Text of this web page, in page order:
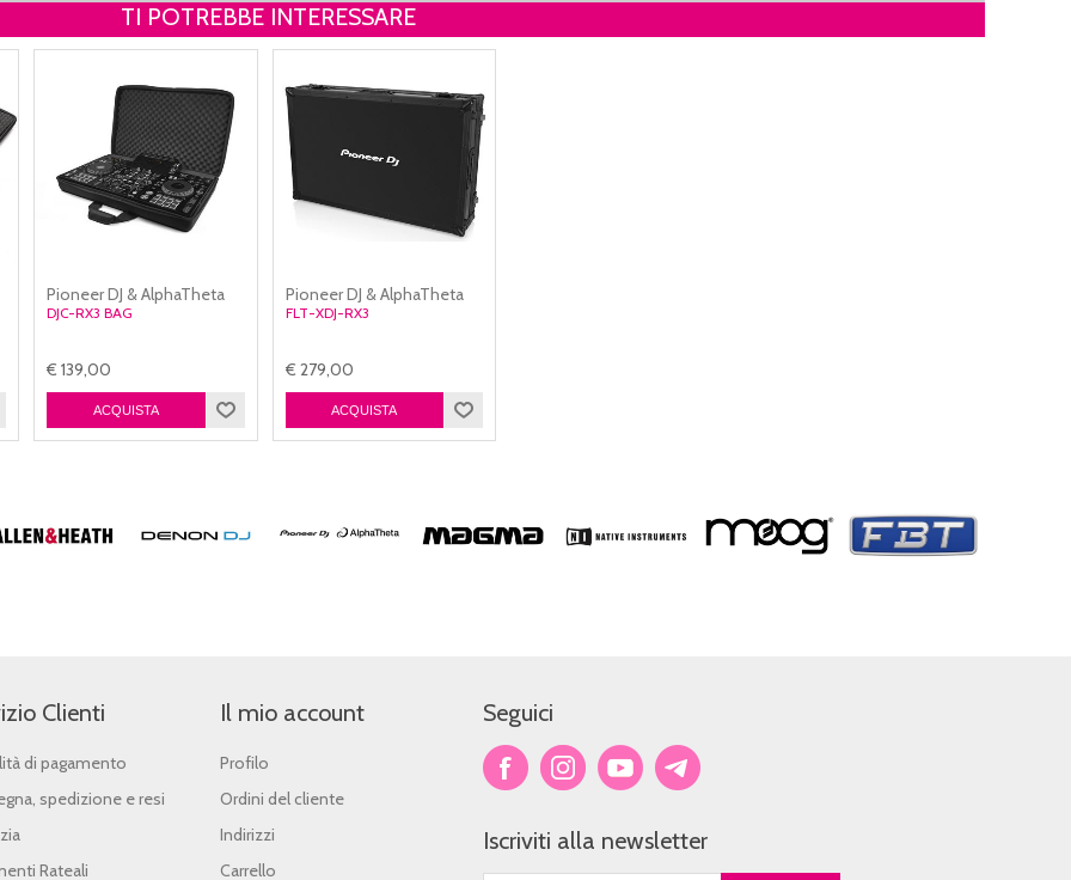
TI POTREBBE INTERESSARE
Pioneer DJ & AlphaTheta
DJC-RX3 BAG
€ 139,00
Pioneer DJ & AlphaTheta
FLT-XDJ-RX3
€ 279,00
Clienti
di pagamento
spedizione e resi
Rateali
Il mio account
Profilo
Ordini del cliente
Indirizzi
Carrello
Seguici
Iscriviti alla newsletter